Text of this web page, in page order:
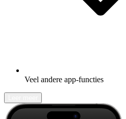
Veel andere app-functies